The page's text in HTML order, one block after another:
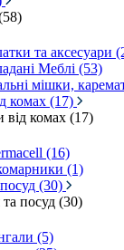
та аксесуари
Меблі (53)
мішки,
комах (17)
від комах (17)
(16)
(1)
(30)
посуд (30)
(5)